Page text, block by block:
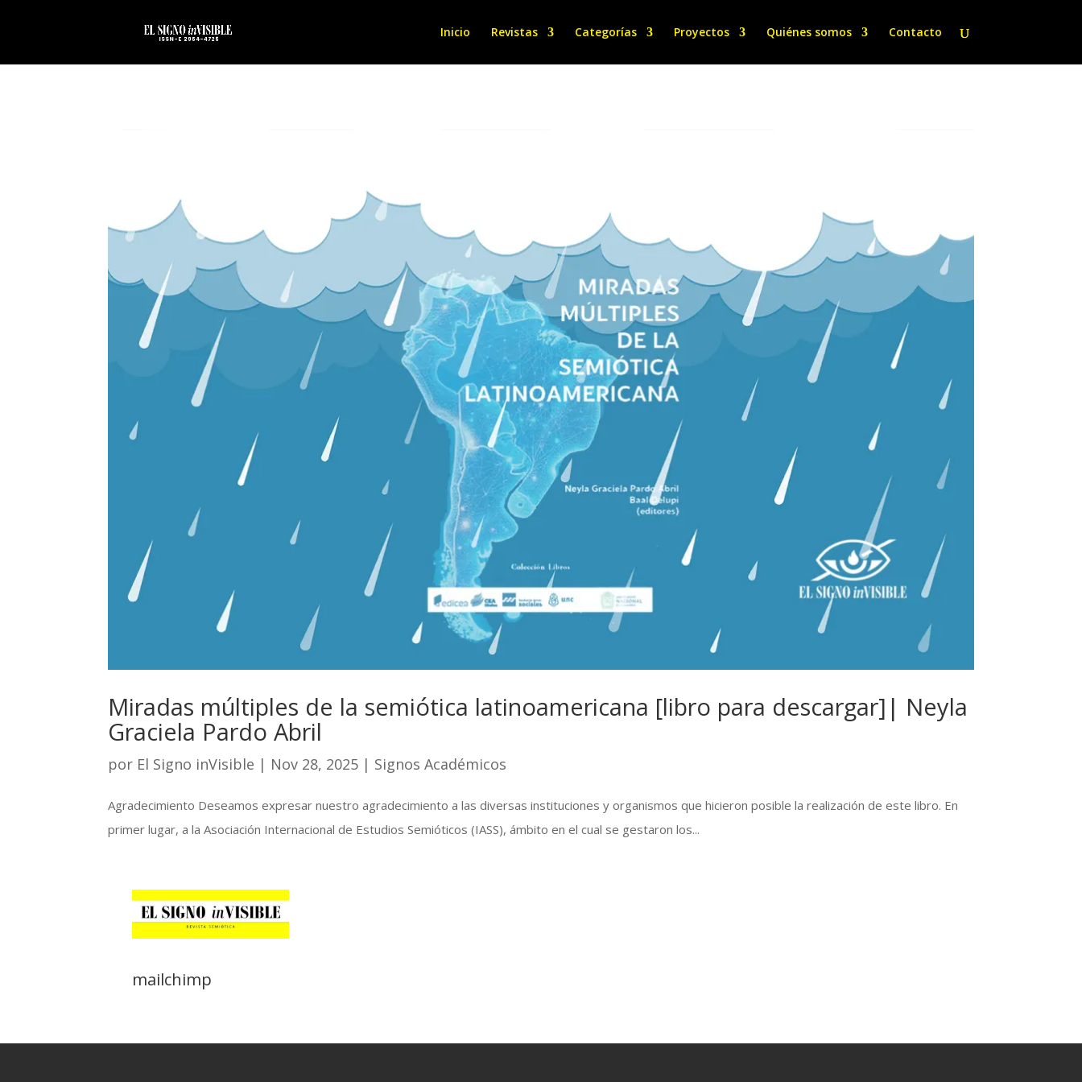
Inicio Revistas Categorías Proyectos Quiénes somos Contacto
Miradas múltiples de la semiótica latinoamericana [libro para descargar]| Neyla
Graciela Pardo Abril
por El Signo inVisible | Nov 28, 2025 | Signos Académicos
Agradecimiento Deseamos expresar nuestro agradecimiento a las diversas instituciones y organismos que hicieron posible la realización de este libro. En
primer lugar, a la Asociación Internacional de Estudios Semióticos (IASS), ámbito en el cual se gestaron los...
mailchimp